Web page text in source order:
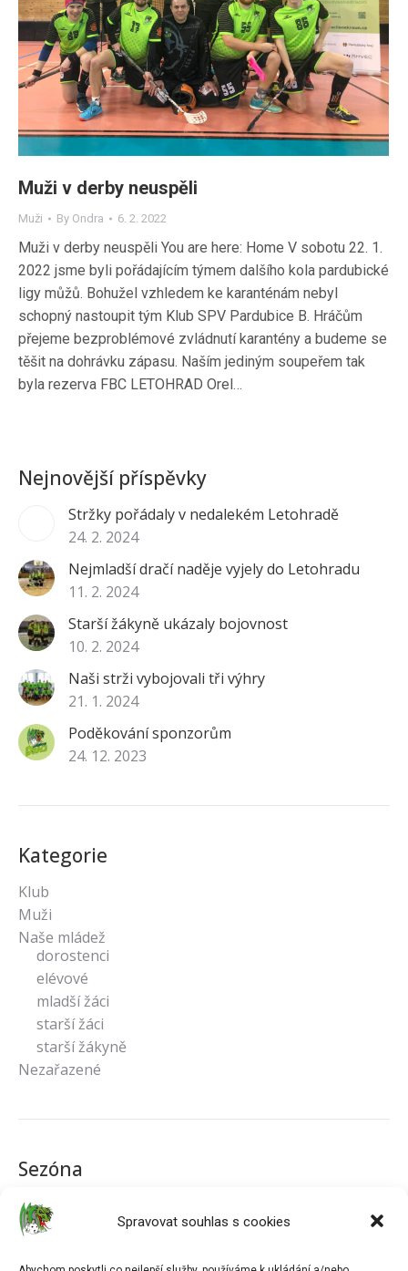
Spravovat souhlas s cookies
Muži v derby neuspěli
Muži By Ondra 6. 2. 2022
Muži v derby neuspěli You are here: Home V sobotu 22. 1.
2022 jsme byli pořádajícím týmem dalšího kola pardubické
ligy můžů. Bohužel vzhledem ke karanténám nebyl
schopný nastoupit tým Klub SPV Pardubice B. Hráčům
přejeme bezproblémové zvládnutí karantény a budeme se
těšit na dohrávku zápasu. Naším jediným soupeřem tak
byla rezerva FBC LETOHRAD Orel…
Nejnovější příspěvky
Stržky pořádaly v nedalekém Letohradě
24. 2. 2024
Nejmladší dračí naděje vyjely do Letohradu
11. 2. 2024
Starší žákyně ukázaly bojovnost
10. 2. 2024
Naši strži vybojovali tři výhry
21. 1. 2024
Poděkování sponzorům
24. 12. 2023
Kategorie
Klub
Muži
Naše mládež
dorostenci
elévové
mladší žáci
starší žáci
starší žákyně
Nezařazené
Sezóna
2021/2022 Klub
Muži